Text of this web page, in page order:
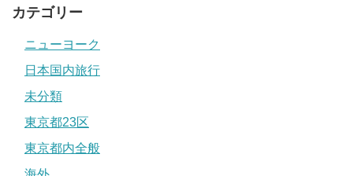
カテゴリー
ニューヨーク
日本国内旅行
未分類
東京都23区
東京都内全般